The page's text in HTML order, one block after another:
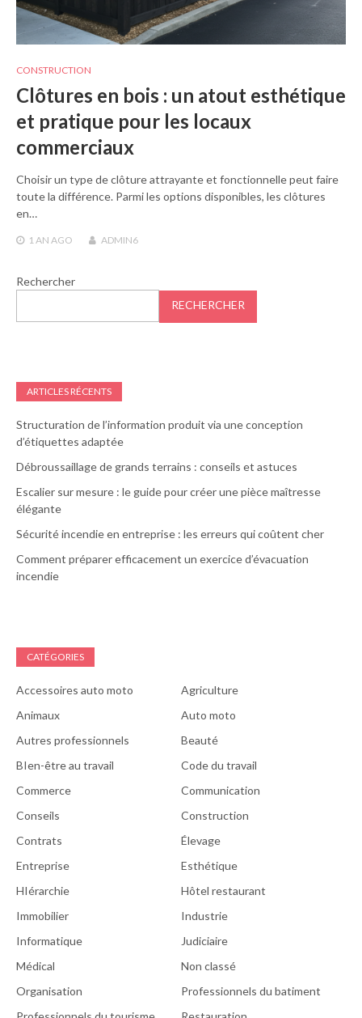
CONSTRUCTION
Clôtures en bois : un atout esthétique
et pratique pour les locaux
commerciaux
Choisir un type de clôture attrayante et fonctionnelle peut faire
toute la différence. Parmi les options disponibles, les clôtures
en…
1 AN AGO ADMIN6
Rechercher
RECHERCHER
ARTICLES RÉCENTS
Structuration de l’information produit via une conception
d’étiquettes adaptée
Débroussaillage de grands terrains : conseils et astuces
Escalier sur mesure : le guide pour créer une pièce maîtresse
élégante
Sécurité incendie en entreprise : les erreurs qui coûtent cher
Comment préparer efficacement un exercice d’évacuation
incendie
CATÉGORIES
Accessoires auto moto
Agriculture
Animaux
Auto moto
Autres professionnels
Beauté
BIen-être au travail
Code du travail
Commerce
Communication
Conseils
Construction
Contrats
Élevage
Entreprise
Esthétique
HIérarchie
Hôtel restaurant
Immobilier
Industrie
Informatique
Judiciaire
Médical
Non classé
Organisation
Professionnels du batiment